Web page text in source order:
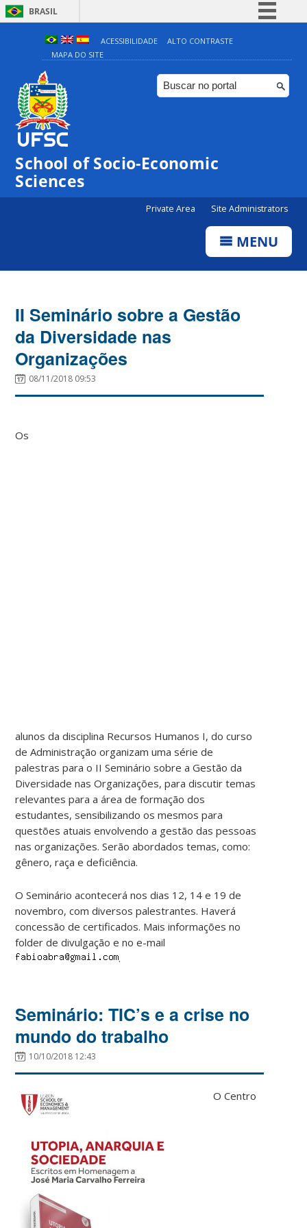
BRASIL
Simplifique!
Comunica BR
Participe
ACESSIBILIDADE
ALTO CONTRASTE
MAPA DO SITE
School of Socio-Economic
Sciences
Private Area Site Administrators
MENU
II Seminário sobre a Gestão
da Diversidade nas
Organizações
08/11/2018 09:53
Os
alunos da disciplina Recursos Humanos I, do curso
de Administração organizam uma série de
palestras para o II Seminário sobre a Gestão da
Diversidade nas Organizações, para discutir temas
relevantes para a área de formação dos
estudantes, sensibilizando os mesmos para
questões atuais envolvendo a gestão das pessoas
nas organizações. Serão abordados temas, como:
gênero, raça e deficiência.
O Seminário acontecerá nos dias 12, 14 e 19 de
novembro, com diversos palestrantes. Haverá
concessão de certificados. Mais informações no
folder de divulgação e no e-mail
.
Seminário: TIC’s e a crise no
mundo do trabalho
10/10/2018 12:43
O Centro